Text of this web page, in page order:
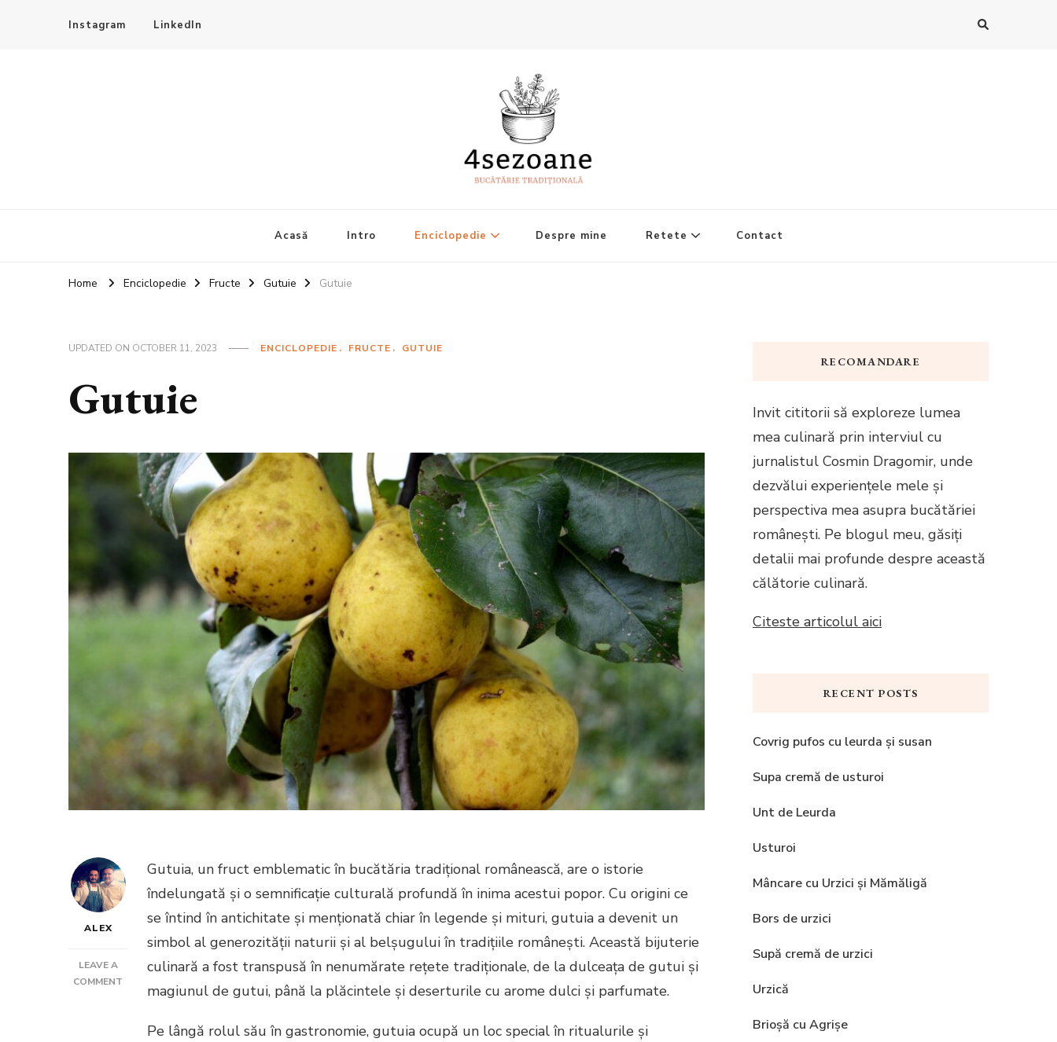
Instagram LinkedIn
Acasă Intro Enciclopedie Despre mine Retete Contact
Home Enciclopedie Fructe Gutuie Gutuie
UPDATED ON OCTOBER 11, 2023 ENCICLOPEDIE FRUCTE GUTUIE
Gutuie
ALEX
LEAVE A
COMMENT
GUTUIE
Gutuia, un fruct emblematic în bucătăria tradițional românească, are o istorie
îndelungată și o semnificație culturală profundă în inima acestui popor. Cu origini ce
se întind în antichitate și menționată chiar în legende și mituri, gutuia a devenit un
simbol al generozității naturii și al belșugului în tradițiile românești. Această bijuterie
culinară a fost transpusă în nenumărate rețete tradiționale, de la dulceața de gutui și
magiunul de gutui, până la plăcintele și deserturile cu arome dulci și parfumate.
Pe lângă rolul său în gastronomie, gutuia ocupă un loc special în ritualurile și
RECOMANDARE
Invit cititorii să exploreze lumea
mea culinară prin interviul cu
jurnalistul Cosmin Dragomir, unde
dezvălui experiențele mele și
perspectiva mea asupra bucătăriei
românești. Pe blogul meu, găsiți
detalii mai profunde despre această
călătorie culinară.
Citeste articolul aici
RECENT POSTS
Covrig pufos cu leurda și susan
Supa cremă de usturoi
Unt de Leurda
Usturoi
Mâncare cu Urzici și Mămăligă
Bors de urzici
Supă cremă de urzici
Urzică
Brioșă cu Agrișe